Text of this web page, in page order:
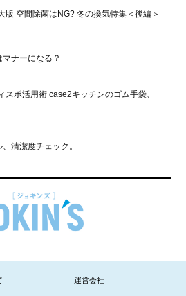
版 空間除菌はNG? 冬の換気特集＜後編＞
ナーになる？
スポ活用術 case2キッチンのゴム手袋、
清潔度チェック。
運営会社